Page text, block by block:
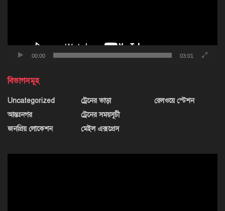
00:00 03:01
বিভাগসমূহ
Uncategorized
আন্তঃনগর
জনপ্রিয় লোকেশন
ট্রেনের ভাড়া
ট্রেনের সময়সূচী
মেইল এক্সপ্রেস
রেলওয়ে স্টেশন